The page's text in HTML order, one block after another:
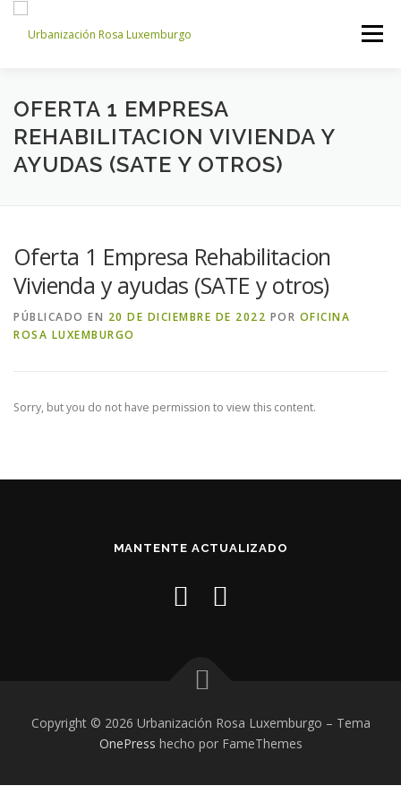
contenido
Menú
INICIO NOSOTROS NOTICIAS
ACCESO PROPIETARIOS
OFERTA 1 EMPRESA
REHABILITACION VIVIENDA Y
AYUDAS (SATE Y OTROS)
Oferta 1 Empresa Rehabilitacion
Vivienda y ayudas (SATE y otros)
PÚBLICADO EN 20 DE DICIEMBRE DE 2022 POR OFICINA
ROSA LUXEMBURGO
Sorry, but you do not have permission to view this content.
MANTENTE ACTUALIZADO
Copyright © 2026 Urbanización Rosa Luxemburgo – Tema
OnePress hecho por FameThemes